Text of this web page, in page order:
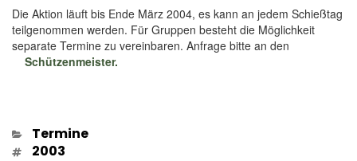
Die Aktion läuft bis Ende März 2004, es kann an jedem Schießtag
teilgenommen werden. Für Gruppen besteht die Möglichkeit
separate Termine zu vereinbaren. Anfrage bitte an den
Schützenmeister.
Kategorien
Termine
Schlagwörter
2003